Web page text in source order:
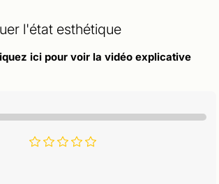
l'état esthétique
ici pour voir la vidéo explicative